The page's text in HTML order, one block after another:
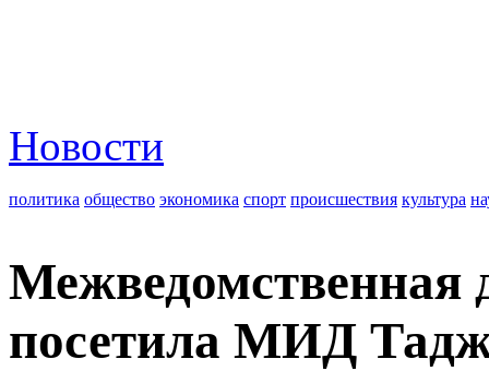
Новости
политика общество экономика спорт происшествия культура
Межведомственная
посетила МИД